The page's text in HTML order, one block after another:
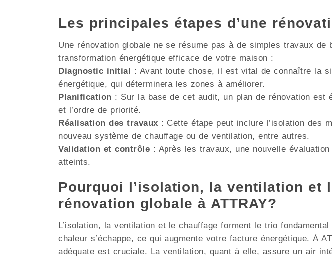
Les principales étapes d’une
Une rénovation globale ne se résume pas à de simples travaux
transformation énergétique efficace de votre maison :
Diagnostic initial
: Avant toute chose, il est vital de connaître la
énergétique, qui déterminera les zones à améliorer.
Planification : Sur la base de cet audit, un plan de rénovation
et l’ordre de priorité.
Réalisation des travaux : Cette étape peut inclure l’isolation des
nouveau système de chauffage ou de ventilation, entre autres.
Validation et contrôle : Après les travaux, une nouvelle
atteints.
Pourquoi l’isolation, la ventilation et
rénovation globale à ATTRAY?
L’isolation, la ventilation et le chauffage forment le trio
chaleur s’échappe, ce qui augmente votre facture énergétique. À
adéquate est cruciale. La ventilation, quant à elle, assure un air